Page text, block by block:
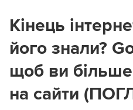
Кінець
його знали?
щоб ви
на сайти